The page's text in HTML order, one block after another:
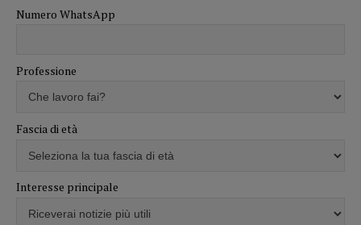
Numero WhatsApp
Professione
Fascia di età
Interesse principale